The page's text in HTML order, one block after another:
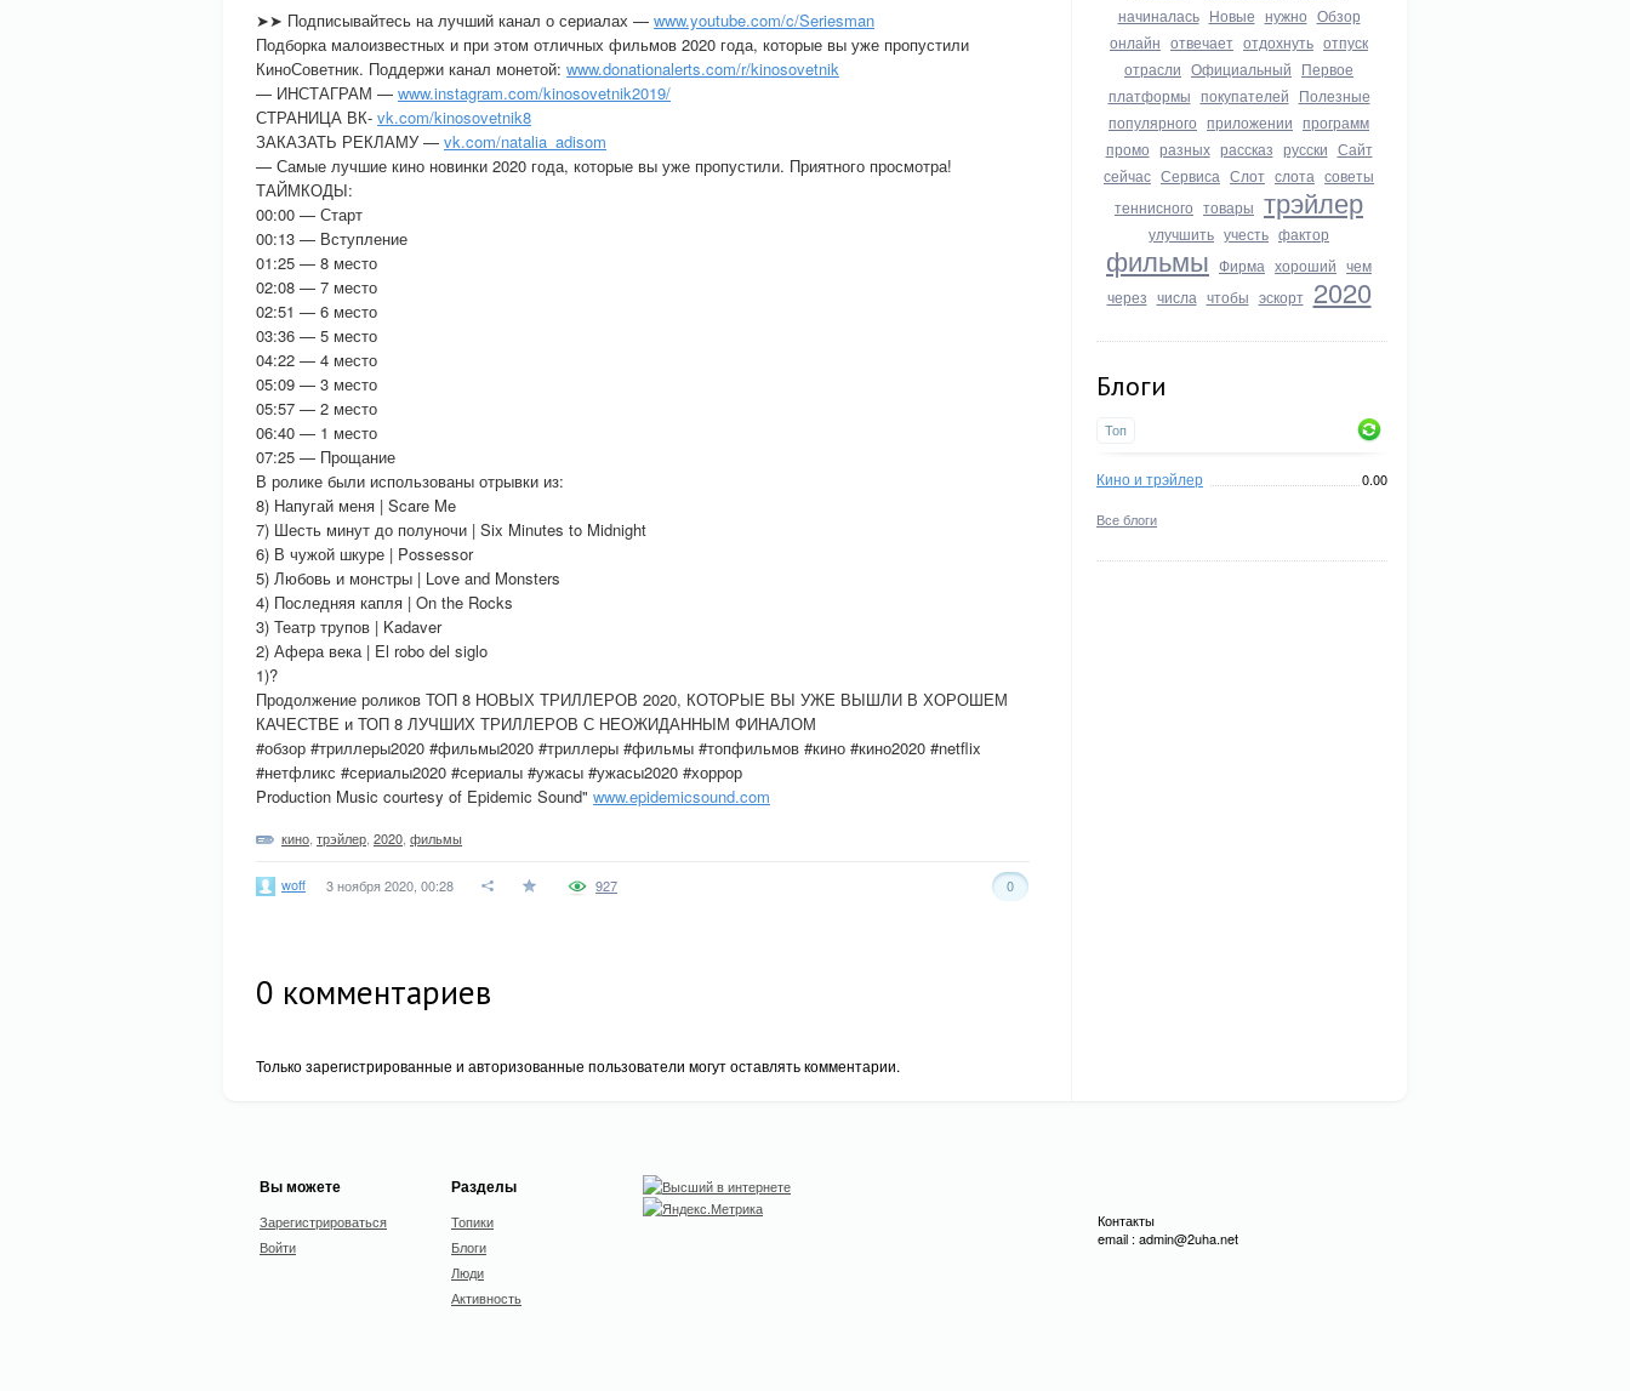
начиналась Новые нужно Обзор
онлайн отвечает отдохнуть отпуск
отрасли Официальный Первое
платформы покупателей Полезные
популярного приложении программ
промо разных рассказ русски Сайт
сейчас Сервиса Слот слота советы
теннисного товары трэйлер
улучшить учесть фактор
фильмы Фирма хороший чем
через числа чтобы эскорт 2020
Блоги
Топ
Кино и трэйлер 0.00
Все блоги
➤➤ Подписывайтесь на лучший канал о сериалах — www.youtube.com/c/Seriesman
Подборка малоизвестных и при этом отличных фильмов 2020 года, которые вы уже пропустили
КиноСоветник. Поддержи канал монетой: www.donationalerts.com/r/kinosovetnik
— ИНСТАГРАМ — www.instagram.com/kinosovetnik2019/
СТРАНИЦА ВК- vk.com/kinosovetnik8
ЗАКАЗАТЬ РЕКЛАМУ — vk.com/natalia_adisom
— Самые лучшие кино новинки 2020 года, которые вы уже пропустили. Приятного просмотра!
ТАЙМКОДЫ:
00:00 — Старт
00:13 — Вступление
01:25 — 8 место
02:08 — 7 место
02:51 — 6 место
03:36 — 5 место
04:22 — 4 место
05:09 — 3 место
05:57 — 2 место
06:40 — 1 место
07:25 — Прощание
В ролике были использованы отрывки из:
8) Напугай меня | Scare Me
7) Шесть минут до полуночи | Six Minutes to Midnight
6) В чужой шкуре | Possessor
5) Любовь и монстры | Love and Monsters
4) Последняя капля | On the Rocks
3) Театр трупов | Kadaver
2) Афера века | El robo del siglo
1)?
Продолжение роликов ТОП 8 НОВЫХ ТРИЛЛЕРОВ 2020, КОТОРЫЕ ВЫ УЖЕ ВЫШЛИ В ХОРОШЕМ
КАЧЕСТВЕ и ТОП 8 ЛУЧШИХ ТРИЛЛЕРОВ С НЕОЖИДАННЫМ ФИНАЛОМ
#обзор #триллеры2020 #фильмы2020 #триллеры #фильмы #топфильмов #кино #кино2020 #netflix
#нетфликс #сериалы2020 #сериалы #ужасы #ужасы2020 #хоррор
Production Music courtesy of Epidemic Sound" www.epidemicsound.com
кино трэйлер 2020 фильмы
woff 3 ноября 2020, 00:28 0
927
0 комментариев
Только зарегистрированные и авторизованные пользователи могут оставлять комментарии.
Вы можете
Зарегистрироваться
Войти
Разделы
Топики
Блоги
Люди
Активность
Контакты
email : admin@2uha.net